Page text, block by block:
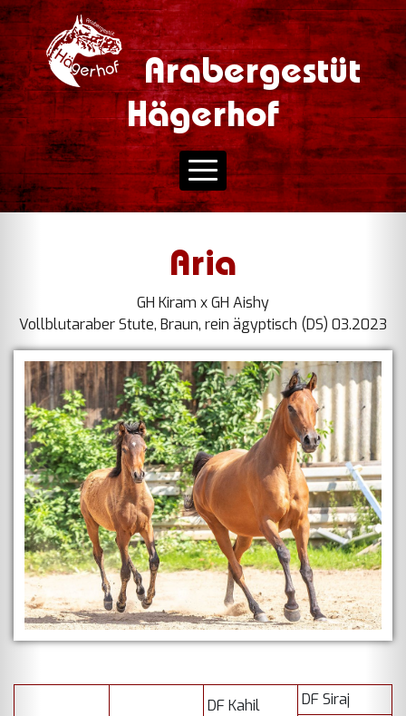
Arabergestüt
Hägerhof
Aria
GH Kiram x GH Aishy
Vollblutaraber Stute, Braun, rein ägyptisch (DS) 03.2023
DF Kahil
DF Siraj